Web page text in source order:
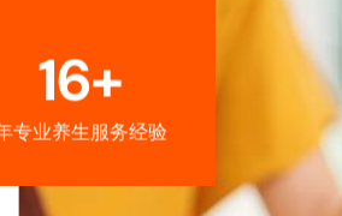
16+
专业养生服务经验